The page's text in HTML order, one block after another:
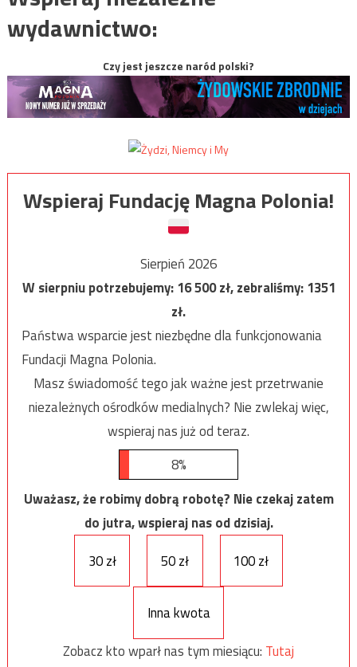
wydawnictwo:
Czy jest jeszcze naród polski?
Wspieraj Fundację Magna Polonia!
Sierpień 2026
W sierpniu potrzebujemy:16 500zł, zebraliśmy:1351
zł.
Państwa wsparcie jest niezbędne dla funkcjonowania
Fundacji Magna Polonia.
Masz świadomość tego jak ważne jest przetrwanie
niezależnych ośrodków medialnych? Nie zwlekaj więc,
wspieraj nas już od teraz.
8%
Uważasz, że robimy dobrą robotę? Nie czekaj zatem
do jutra, wspieraj nas od dzisiaj.
30 zł
50 zł 100 zł
Inna kwota
Zobacz kto wparł nas tym miesiącu: Tutaj